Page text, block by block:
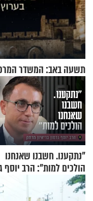
תשעה באב: המשדר
"נתקענו. חשבנו שאנחנו
הולכים למות": הרב יוסף
בריאיון מרתק